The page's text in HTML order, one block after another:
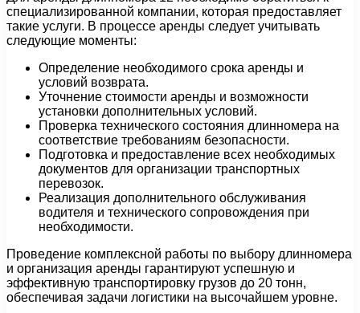
специализированной компании, которая предоставляет
такие услуги. В процессе аренды следует учитывать
следующие моменты:
Определение необходимого срока аренды и
условий возврата.
Уточнение стоимости аренды и возможности
установки дополнительных условий.
Проверка технического состояния длинномера на
соответствие требованиям безопасности.
Подготовка и предоставление всех необходимых
документов для организации транспортных
перевозок.
Реализация дополнительного обслуживания
водителя и технического сопровождения при
необходимости.
Проведение комплексной работы по выбору длинномера
и организация аренды гарантируют успешную и
эффективную транспортировку грузов до 20 тонн,
обеспечивая задачи логистики на высочайшем уровне.